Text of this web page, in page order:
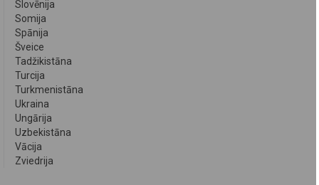
Slovēnija
Somija
Spānija
Šveice
Tadžikistāna
Turcija
Turkmenistāna
Ukraina
Ungārija
Uzbekistāna
Vācija
Zviedrija